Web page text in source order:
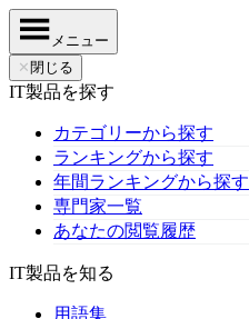
メニュー
✕ 閉じる
IT製品を探す
カテゴリーから探す
ランキングから探す
年間ランキングから探す
専門家一覧
あなたの閲覧履歴
IT製品を知る
用語集